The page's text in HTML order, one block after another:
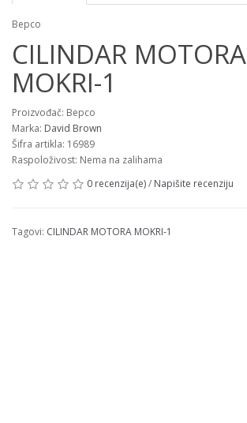
Bepco
CILINDAR MOTORA
MOKRI-1
Proizvođač: Bepco
Marka: David Brown
Šifra artikla: 16989
Raspoloživost: Nema na zalihama
0 recenzija(e)/ Napišite recenziju
Tagovi: CILINDAR MOTORA MOKRI-1